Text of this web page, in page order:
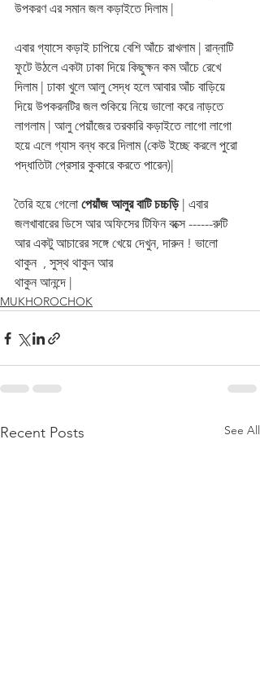
উপকরণ এর সমান জল কড়াইতে দিলাম |
এবার গ্যাসে কড়াই চাপিয়ে বেশি আঁচে রাখলাম | রান্নাটি
ফুটে উঠলে একটা ঢাকা দিয়ে কিছুক্ষন কম আঁচে রেখে
দিলাম | ঢাকা খুলে আলু সেদ্ধ হলে আবার আঁচ বাড়িয়ে
দিয়ে উপকরনটির জল শুকিয়ে নিয়ে ভালো করে নাড়তে
লাগলাম | আলু পেয়াঁজের তরকারি কড়াইতে লাগো লাগো
হয়ে এলে গ্যাস বন্ধ করে দিলাম (কেউ ইচ্ছে করলে পুরো
পদ্ধাতিটা প্রেসার কুকারে করতে পারেন)|
তৈরি হয়ে গেলো পেয়াঁজ আলুর বাটি চচ্চড়ি | এবার
জলখাবারের ডিসে আর অফিসের টিফিন বক্সে ------রুটি
আর একটু আচারের সঙ্গে খেয়ে দেখুন, দারুন ! ভালো
থাকুন  , সুস্থ থাকুন আর
থাকুন আনন্দে |
MUKHOROCHOK
Recent Posts See All